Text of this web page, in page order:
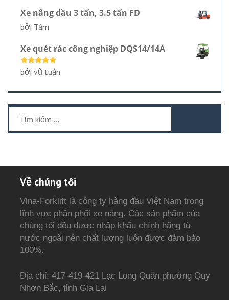
Xe nâng dầu 3 tấn, 3.5 tấn FD
bởi Tâm
Xe quét rác công nghiệp DQS14/14A
Được xếp
hạng 55
bởi vũ tuân
kiếm
cho:
Về chúng tôi
Vina-Forklift là công ty hàng đầu Việt Nam trong
lĩnh vực phân phối xe nâng. Các sản phẩm của
chúng tôi đều được nhập khẩu chính hãng từ
nước ngoài nên chất lượng luôn được đảm bảo
100%.
Địa chỉ: 417-419-421 Lạc Long Quân,phường Quy
Nhơn Bắc, tỉnh Gia Lai